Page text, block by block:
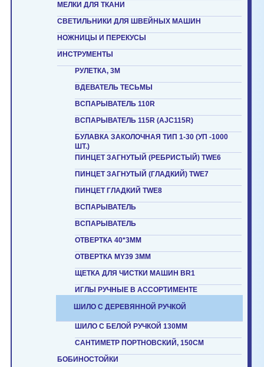
МЕЛКИ ДЛЯ ТКАНИ
СВЕТИЛЬНИКИ ДЛЯ ШВЕЙНЫХ МАШИН
НОЖНИЦЫ И ПЕРЕКУСЫ
ИНСТРУМЕНТЫ
РУЛЕТКА, 3М
ВДЕВАТЕЛЬ ТЕСЬМЫ
ВСПАРЫВАТЕЛЬ 110R
ВСПАРЫВАТЕЛЬ 115R (AJC115R)
БУЛАВКА ЗАКОЛОЧНАЯ ТИП 1-30 (УП -1000
ШТ.)
ПИНЦЕТ ЗАГНУТЫЙ (РЕБРИСТЫЙ) TWE6
ПИНЦЕТ ЗАГНУТЫЙ (ГЛАДКИЙ) TWE7
ПИНЦЕТ ГЛАДКИЙ TWE8
ВСПАРЫВАТЕЛЬ
ВСПАРЫВАТЕЛЬ
ОТВЕРТКА 40*3ММ
ОТВЕРТКА MY39 3ММ
ЩЕТКА ДЛЯ ЧИСТКИ МАШИН BR1
ИГЛЫ РУЧНЫЕ В АССОРТИМЕНТЕ
ШИЛО С ДЕРЕВЯННОЙ РУЧКОЙ
ШИЛО С БЕЛОЙ РУЧКОЙ 130ММ
САНТИМЕТР ПОРТНОВСКИЙ, 150СМ
БОБИНОСТОЙКИ